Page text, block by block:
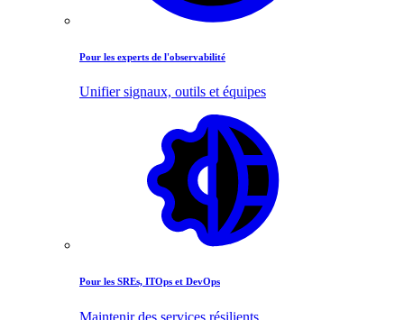
Pour les experts de l'observabilité
Unifier signaux, outils et équipes
Pour les SREs, ITOps et DevOps